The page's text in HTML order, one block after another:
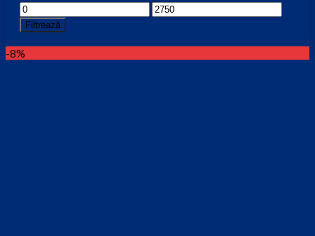
Preț
minim
Preț
Filtrează
-8%